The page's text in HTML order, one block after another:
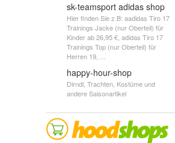
sk-teamsport adidas shop
Hier finden Sie z.B: aadidas Tiro 17
Trainings Jacke (nur Oberteil) für
Kinder ab 26,95 €, adidas Tiro 17
Trainings Top (nur Oberteil) für
Herren 19, ...
happy-hour-shop
Dirndl, Trachten, Kostüme und
andere Saisonartikel